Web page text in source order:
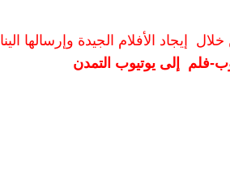
إيجاد الأفلام الجيدة وإرسالها الينا
فلم إلى يوتيوب التمدن